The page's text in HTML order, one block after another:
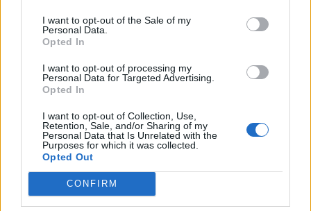
I want to opt-out of the Sale of my
Personal Data.
Opted In
I want to opt-out of processing my
Personal Data for Targeted Advertising.
Opted In
I want to opt-out of Collection, Use,
Retention, Sale, and/or Sharing of my
Personal Data that Is Unrelated with the
Purposes for which it was collected.
Opted Out
CONFIRM
lähteeksiklikkaamalla tästä
ja ruksittamalla
liittyvistä teemoista ja aiheista, kuten
Euroviisut,Linda Lampenius,Pete Parkkonen
laajemmin samasta aihealueestaViihdeuutiset
osioistamme.
Ilmoita virheestä·Tietoa meistä·Toimitusperiaatteet